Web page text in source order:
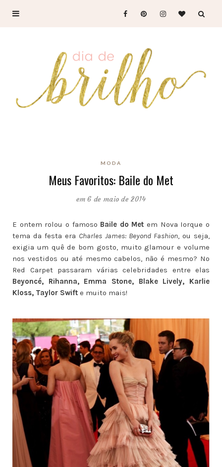
MODA
Meus Favoritos: Baile do Met
em 6 de maio de 2014
E ontem rolou o famoso Baile do Met em Nova Iorque o
tema da festa era Charles James: Beyond Fashion, ou seja,
exigia um quê de bom gosto, muito glamour e volume
nos vestidos ou até mesmo cabelos, não é mesmo? No
Red Carpet passaram várias celebridades entre elas
Beyoncé, Rihanna, Emma Stone, Blake Lively, Karlie
Kloss, Taylor Swift e muito mais!